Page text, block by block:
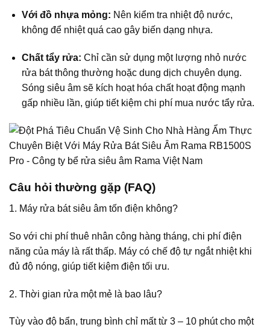
Với đồ nhựa mỏng: Nên kiểm tra nhiệt độ nước,
không để nhiệt quá cao gây biến dạng nhựa.
Chất tẩy rửa: Chỉ cần sử dụng một lượng nhỏ nước
rửa bát thông thường hoặc dung dịch chuyên dụng.
Sóng siêu âm sẽ kích hoạt hóa chất hoạt động mạnh
gấp nhiều lần, giúp tiết kiệm chi phí mua nước tẩy rửa.
Câu hỏi thường gặp (FAQ)
1. Máy rửa bát siêu âm tốn điện không?
So với chi phí thuê nhân công hàng tháng, chi phí điện
năng của máy là rất thấp. Máy có chế độ tự ngắt nhiệt khi
đủ độ nóng, giúp tiết kiệm điện tối ưu.
2. Thời gian rửa một mẻ là bao lâu?
Tùy vào độ bẩn, trung bình chỉ mất từ 3 – 10 phút cho một